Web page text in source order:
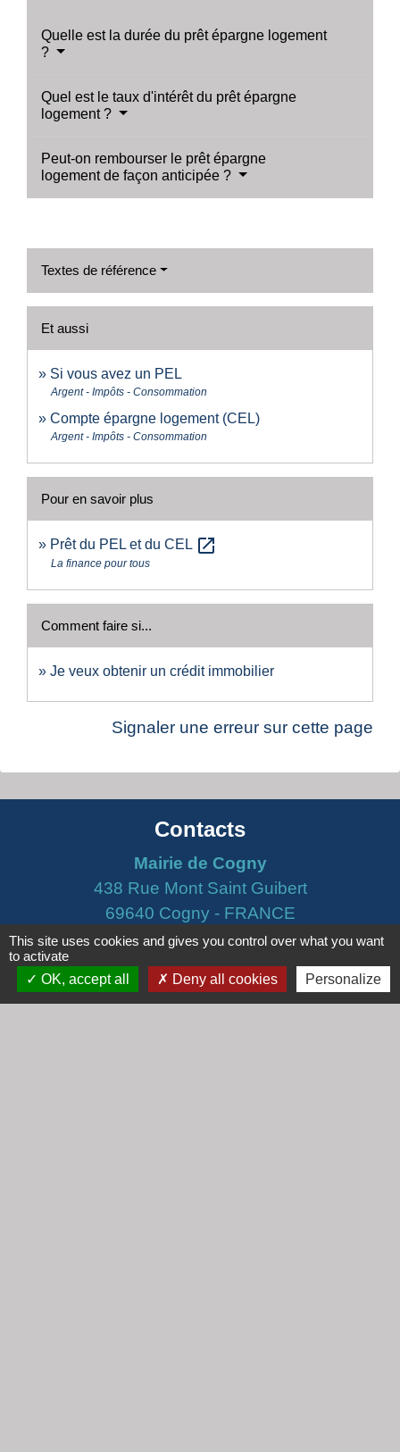
Quelle est la durée du prêt épargne logement
?
Quel est le taux d'intérêt du prêt épargne
logement ?
Peut-on rembourser le prêt épargne
logement de façon anticipée ?
Textes de référence
Et aussi
Si vous avez un PEL
Argent - Impôts - Consommation
Compte épargne logement (CEL)
Argent - Impôts - Consommation
Pour en savoir plus
Prêt du PEL et du CEL open_in_new
La finance pour tous
Comment faire si...
Je veux obtenir un crédit immobilier
Signaler une erreur sur cette page
Contacts
Mairie de Cogny
438 Rue Mont Saint Guibert
69640 Cogny - FRANCE
+33 4 74 67 30 55
Contact par formulaire
This site uses cookies and gives you control over what you want
to activate
OK, accept all
Deny all cookies Personalize